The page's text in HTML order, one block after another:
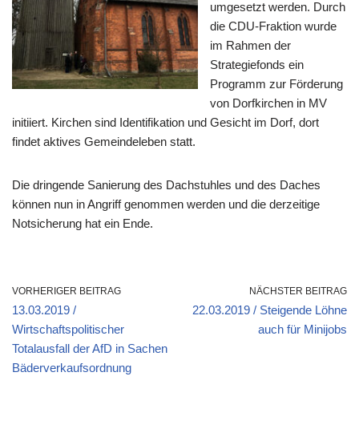
umgesetzt werden. Durch
die CDU-Fraktion wurde
im Rahmen der
Strategiefonds ein
Programm zur Förderung
von Dorfkirchen in MV
initiiert. Kirchen sind Identifikation und Gesicht im Dorf, dort
findet aktives Gemeindeleben statt.
Die dringende Sanierung des Dachstuhles und des Daches
können nun in Angriff genommen werden und die derzeitige
Notsicherung hat ein Ende.
VORHERIGER BEITRAG
13.03.2019 /
Wirtschaftspolitischer
Totalausfall der AfD in Sachen
Bäderverkaufsordnung
NÄCHSTER BEITRAG
22.03.2019 / Steigende Löhne
auch für Minijobs